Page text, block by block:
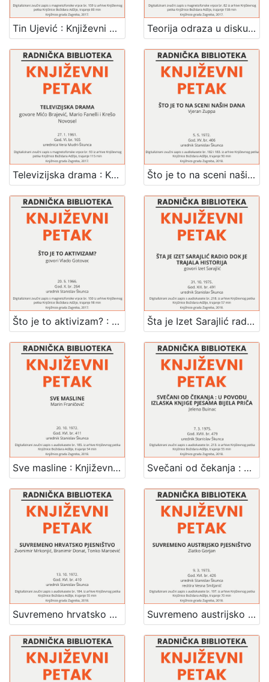
Tin Ujević : Književni petak, 20. 12. 1968., dvorana u Medulićevoj 30 / govori Ante Stamać ; tekstove čita Sven Lasta ; urednik Stanislav Škunca Teorija odraza u diskusiji na Bledu : Književni petak, 2. 12. 1960., Radnički dom / govore Milan Kangrga i Gajo Petrović ; urednica Vera Mudri-Škunca
Televizijska drama : Književni petak, 27. 1. 1961., Radnički dom, dvorana H / govore Mićo Brajević ... [et al.] ; urednica Vera Mudri-Škunca Što je to na sceni naših dana : Književni petak, dvorana u Novinarskom domu, 5. 5. 1972., br. 406 / Vjeran Zuppa ; urednik Stanislav Škunca
Što je to aktivizam? : Književni petak, 20. 5. 1966., Radnički dom / govori Vlado Gotovac ; urednik Stanislav Škunca Šta je Izet Sarajlić radio dok je trajala historija : Književni petak, dvorana u Novinarskom domu, 31. 10. 1975., br. 491 / Izet Sarajlić ; urednik Stanislav Škunca
Sve masline : Književni petak, dvorana u Novinarskom domu, 20. 10. 1972., br. 411 / Marin Franičević ; urednik Stanisla Škunca Svečani od čekanja : u povodu izlaska knjige pjesama Bijela Priča : Književni petak, dvorana u Novinarskom domu, 7. 3. 1975., br. 479 / Jelena Buinac ; urednik Stanislav Škunca
Suvremeno hrvatsko pjesništvo : Književni petak, dvorana u Novinarskom domu, 13. 10. 1972., br. 410 / Zvonimir Mrkonjić, Branimir Donat i Tonko Maroević ; urednik Stanislav Škunca Suvremeno austrijsko pjesništvo : Književni petak, dvorana u Novinarskom domu, 9. 3. 1973., br. 426 / Zlatko Gorjan ; recitira Vesna Smiljanić ; urednik Stanislav Škunca